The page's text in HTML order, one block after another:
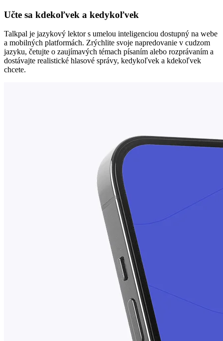
Učte sa kdekoľvek a kedykoľvek
Talkpal je jazykový lektor s umelou inteligenciou dostupný na webe
a mobilných platformách. Zrýchlite svoje napredovanie v cudzom
jazyku, četujte o zaujímavých témach písaním alebo rozprávaním a
dostávajte realistické hlasové správy, kedykoľvek a kdekoľvek
chcete.